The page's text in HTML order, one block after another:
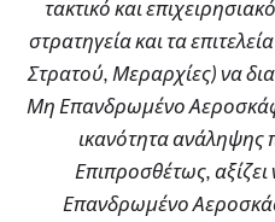
τακτικό και
στρατηγεία και τα
Στρατού, Μεραρχίες) να
Μη Επανδρωμένο
ικανότητα ανάληψης
Επιπροσθέτως,
Επανδρωμένο